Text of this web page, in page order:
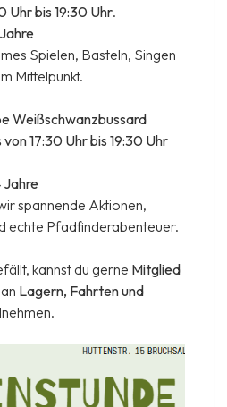
Uhr bis 19:30 Uhr.
Spielen, Basteln, Singen
Mittelpunkt.
Weißschwanzbussard
17:30 Uhr bis 19:30 Uhr
Jahre
spannende Aktionen,
echte Pfadfinderabenteuer.
kannst du gerne Mitglied
Lagern, Fahrten und